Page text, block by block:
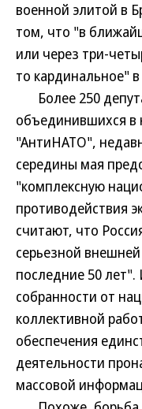
военной элитой в
том, что "в
или через три-
то кардинальное"
Более 250
объединившихся в
"АнтиНАТО",
середины мая
"комплексную
противодействия
считают, что
серьезной
последние 50 лет".
собранности от
коллективной
обеспечения
деятельности
массовой